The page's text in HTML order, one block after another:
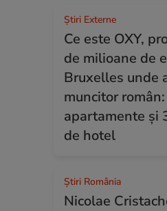
Știri Externe
Ce este OXY,
de milioane de
Bruxelles unde
muncitor
apartamente și
de hotel
Știri România
Nicolae